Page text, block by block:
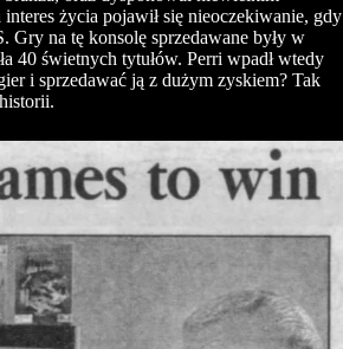
życia pojawił się nieoczekiwanie, gdy
Gry na tę konsolę sprzedawane były w
40 świetnych tytułów. Perri wpadł wtedy
i sprzedawać ją z dużym zyskiem? Tak